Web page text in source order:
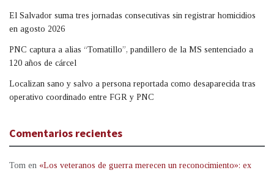
El Salvador suma tres jornadas consecutivas sin registrar homicidios
en agosto 2026
PNC captura a alias “Tomatillo”, pandillero de la MS sentenciado a
120 años de cárcel
Localizan sano y salvo a persona reportada como desaparecida tras
operativo coordinado entre FGR y PNC
Comentarios recientes
Tom en «Los veteranos de guerra merecen un reconocimiento»: ex